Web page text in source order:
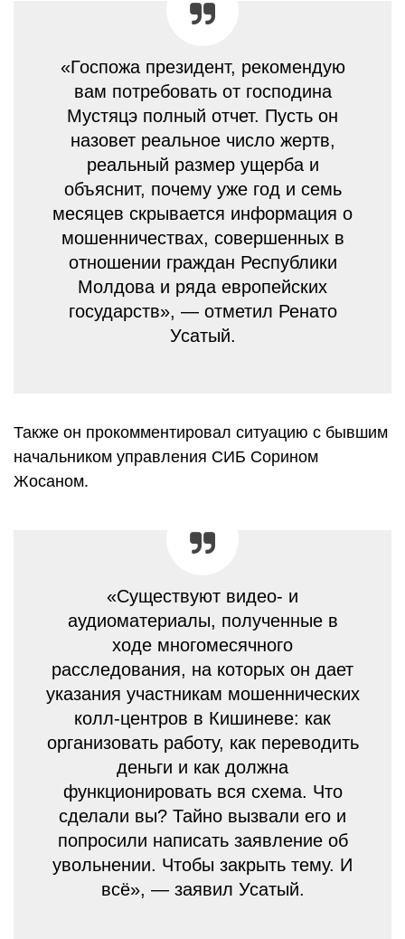
«Госпожа президент, рекомендую
вам потребовать от господина
Мустяцэ полный отчет. Пусть он
назовет реальное число жертв,
реальный размер ущерба и
объяснит, почему уже год и семь
месяцев скрывается информация о
мошенничествах, совершенных в
отношении граждан Республики
Молдова и ряда европейских
государств», — отметил Ренато
Усатый.
Также он прокомментировал ситуацию с бывшим
начальником управления СИБ Сорином
Жосаном.
«Существуют видео- и
аудиоматериалы, полученные в
ходе многомесячного
расследования, на которых он дает
указания участникам мошеннических
колл-центров в Кишиневе: как
организовать работу, как переводить
деньги и как должна
функционировать вся схема. Что
сделали вы? Тайно вызвали его и
попросили написать заявление об
увольнении. Чтобы закрыть тему. И
всё», — заявил Усатый.